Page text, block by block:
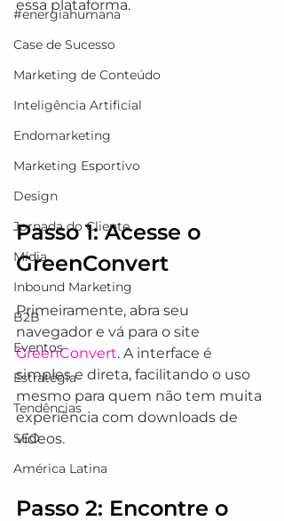
#energiahumana
Case de Sucesso
Marketing de Conteúdo
Inteligência Artificial
Endomarketing
Marketing Esportivo
Design
Jornada do Cliente
Mídia
Inbound Marketing
B2B
Eventos
Estratégia
Tendências
SEO
América Latina
essa plataforma.
Passo 1: Acesse o
GreenConvert
Primeiramente, abra seu
navegador e vá para o site
GreenConvert. A interface é
simples e direta, facilitando o uso
mesmo para quem não tem muita
experiência com downloads de
vídeos.
Passo 2: Encontre o